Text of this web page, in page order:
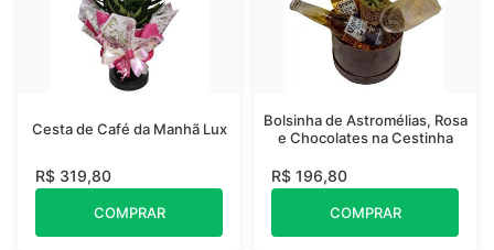
Cesta de Café da Manhã Lux
R$ 319,80
COMPRAR
Bolsinha de Astromélias, Rosa
e Chocolates na Cestinha
R$ 196,80
COMPRAR